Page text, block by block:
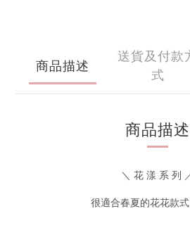
商品描述
送貨及付款
式
商品描述
＼ 花 漾 系 列
很適合春夏的花花款